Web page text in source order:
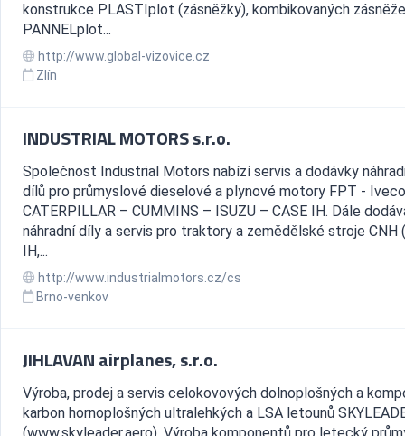
konstrukce PLASTIplot (zásněžky), kombikovaných
PANNELplot...
http://www.global-vizovice.cz
Zlín
INDUSTRIAL MOTORS s.r.o.
Společnost Industrial Motors nabízí servis a dodávky
dílů pro průmyslové dieselové a plynové motory FPT -
CATERPILLAR – CUMMINS – ISUZU – CASE IH. Dále
náhradní díly a servis pro traktory a zemědělské stroje CNH
IH,...
http://www.industrialmotors.cz/cs
Brno-venkov
JIHLAVAN airplanes, s.r.o.
Výroba, prodej a servis celokovových dolnoplošných a
karbon hornoplošných ultralehkých a LSA letounů